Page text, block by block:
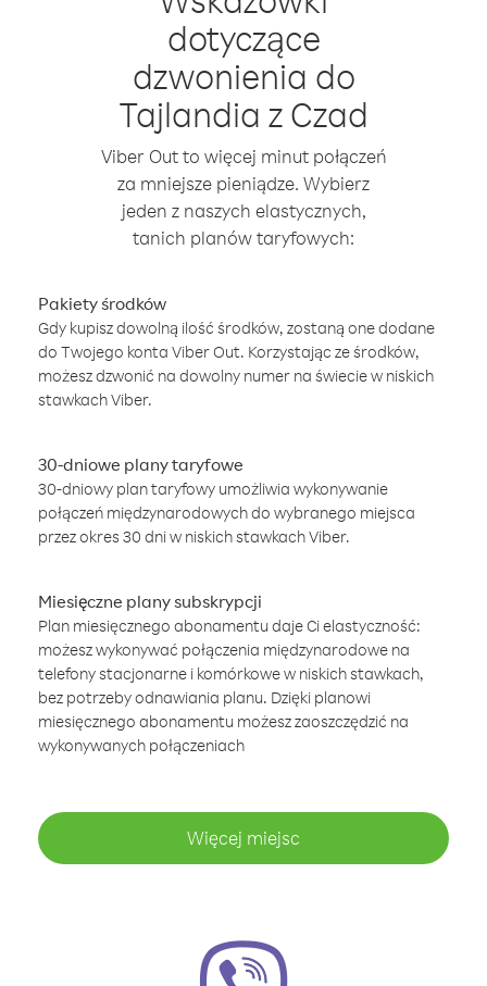
dotyczące
dzwonienia do
Tajlandia z Czad
Viber Out to więcej minut połączeń
za mniejsze pieniądze. Wybierz
jeden z naszych elastycznych,
tanich planów taryfowych:
Pakiety środków
Gdy kupisz dowolną ilość środków, zostaną one dodane
do Twojego konta Viber Out. Korzystając ze środków,
możesz dzwonić na dowolny numer na świecie w niskich
stawkach Viber.
30-dniowe plany taryfowe
30-dniowy plan taryfowy umożliwia wykonywanie
połączeń międzynarodowych do wybranego miejsca
przez okres 30 dni w niskich stawkach Viber.
Miesięczne plany subskrypcji
Plan miesięcznego abonamentu daje Ci elastyczność:
możesz wykonywać połączenia międzynarodowe na
telefony stacjonarne i komórkowe w niskich stawkach,
bez potrzeby odnawiania planu. Dzięki planowi
miesięcznego abonamentu możesz zaoszczędzić na
wykonywanych połączeniach
Więcej miejsc